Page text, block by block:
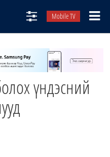
Mobile TV
үндэсний